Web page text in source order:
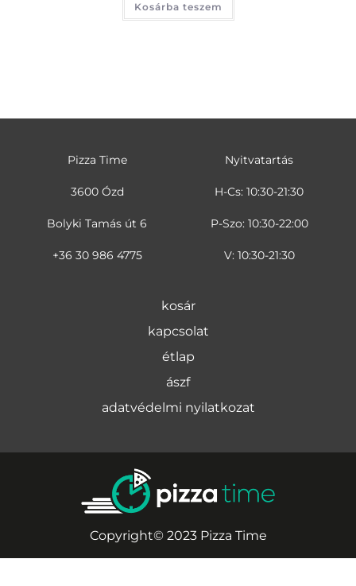
Kosárba teszem
Pizza Time
3600 Ózd
Bolyki Tamás út 6
+36 30 986 4775
Nyitvatartás
H-Cs: 10:30-21:30
P-Szo: 10:30-22:00
V: 10:30-21:30
kosár
kapcsolat
étlap
ászf
adatvédelmi nyilatkozat
Copyright© 2023 Pizza Time